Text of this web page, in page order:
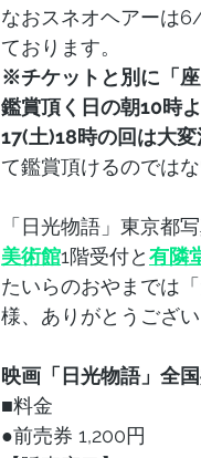
なおスネオヘアーは
ております。
※チケットと別に「座
鑑賞頂く日の朝10時
17(土)18時の回は大変
て鑑賞頂けるのでは
「日光物語」東京都
美術館1階受付と有隣
たいらのおやまでは
様、ありがとうござ
映画「日光物語」全
■料金
●前売券 1,200円